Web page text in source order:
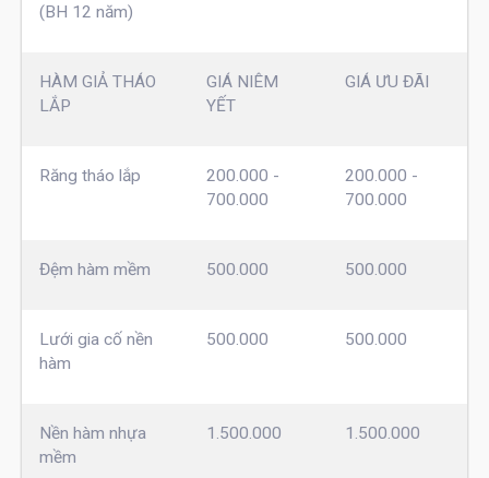
(BH 12 năm)
HÀM GIẢ THÁO
LẮP
GIÁ NIÊM
YẾT
GIÁ ƯU ĐÃI
Răng tháo lắp
200.000 -
700.000
200.000 -
700.000
Đệm hàm mềm 500.000 500.000
Lưới gia cố nền
hàm
500.000 500.000
Nền hàm nhựa
mềm
1.500.000 1.500.000